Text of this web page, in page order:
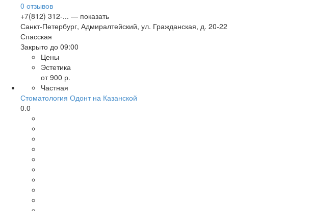
0 отзывов
+7(812) 312-... — показать
Санкт-Петербург, Адмиралтейский, ул. Гражданская, д. 20-22
Спасская
Закрыто до 09:00
Цены
Эстетика
от 900 р.
Частная
Стоматология Одонт на Казанской
0.0